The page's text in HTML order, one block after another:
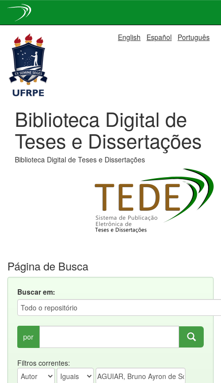
navigation
English Español Português
Biblioteca Digital de
Teses e Dissertações
Biblioteca Digital de Teses e Dissertações
Página de Busca
Buscar em:
por
Filtros correntes: